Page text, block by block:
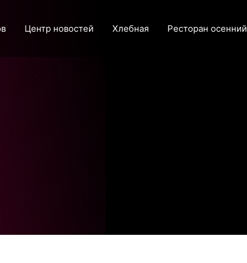
Центр новостей Хлебная Ресторан осенний